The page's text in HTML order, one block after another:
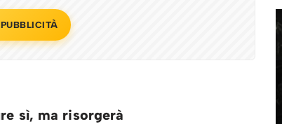
sì, ma risorgerà